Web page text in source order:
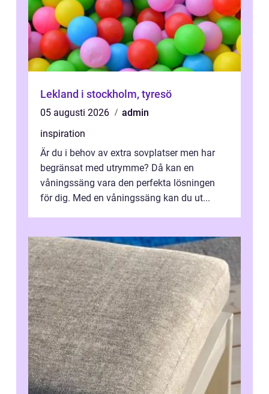
Lekland i stockholm, tyresö
05 augusti 2026
admin
inspiration
Är du i behov av extra sovplatser men har
begränsat med utrymme? Då kan en
våningssäng vara den perfekta lösningen
för dig. Med en våningssäng kan du ut...